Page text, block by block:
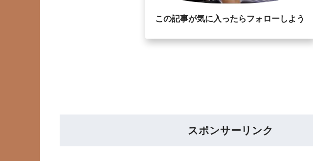
この記事が気に入ったらフォローしよう
スポンサーリンク